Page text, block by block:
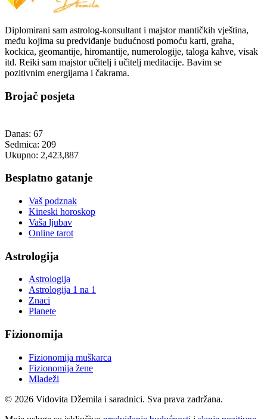
Diplomirani sam astrolog-konsultant i majstor mantičkih vještina,
među kojima su predviđanje budućnosti pomoću karti, graha,
kockica, geomantije, hiromantije, numerologije, taloga kahve, visak
itd. Reiki sam majstor učitelj i učitelj meditacije. Bavim se
pozitivnim energijama i čakrama.
Brojač posjeta
Danas: 67
Sedmica: 209
Ukupno: 2,423,887
Besplatno gatanje
Vaš podznak
Kineski horoskop
Vaša ljubav
Online tarot
Astrologija
Astrologija
Astrologija 1 na 1
Znaci
Planete
Fizionomija
Fizionomija muškarca
Fizionomija žene
Mladeži
© 2026 Vidovita Džemila i saradnici. Sva prava zadržana.